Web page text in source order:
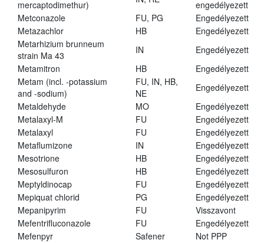
mercaptodimethur)
engedélyezett
Metconazole
FU, PG
Engedélyezett
Metazachlor
HB
Engedélyezett
Metarhizium brunneum
strain Ma 43
IN
Engedélyezett
Metamitron
HB
Engedélyezett
Metam (incl. -potassium
and -sodium)
FU, IN, HB,
NE
Engedélyezett
Metaldehyde
MO
Engedélyezett
Metalaxyl-M
FU
Engedélyezett
Metalaxyl
FU
Engedélyezett
Metaflumizone
IN
Engedélyezett
Mesotrione
HB
Engedélyezett
Mesosulfuron
HB
Engedélyezett
Meptyldinocap
FU
Engedélyezett
Mepiquat chlorid
PG
Engedélyezett
Mepanipyrim
FU
Visszavont
Mefentrifluconazole
FU
Engedélyezett
Mefenpyr
Safener
Not PPP